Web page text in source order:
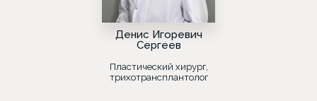
Денис Игоревич
Сергеев
Пластический хирург,
трихотрансплантолог